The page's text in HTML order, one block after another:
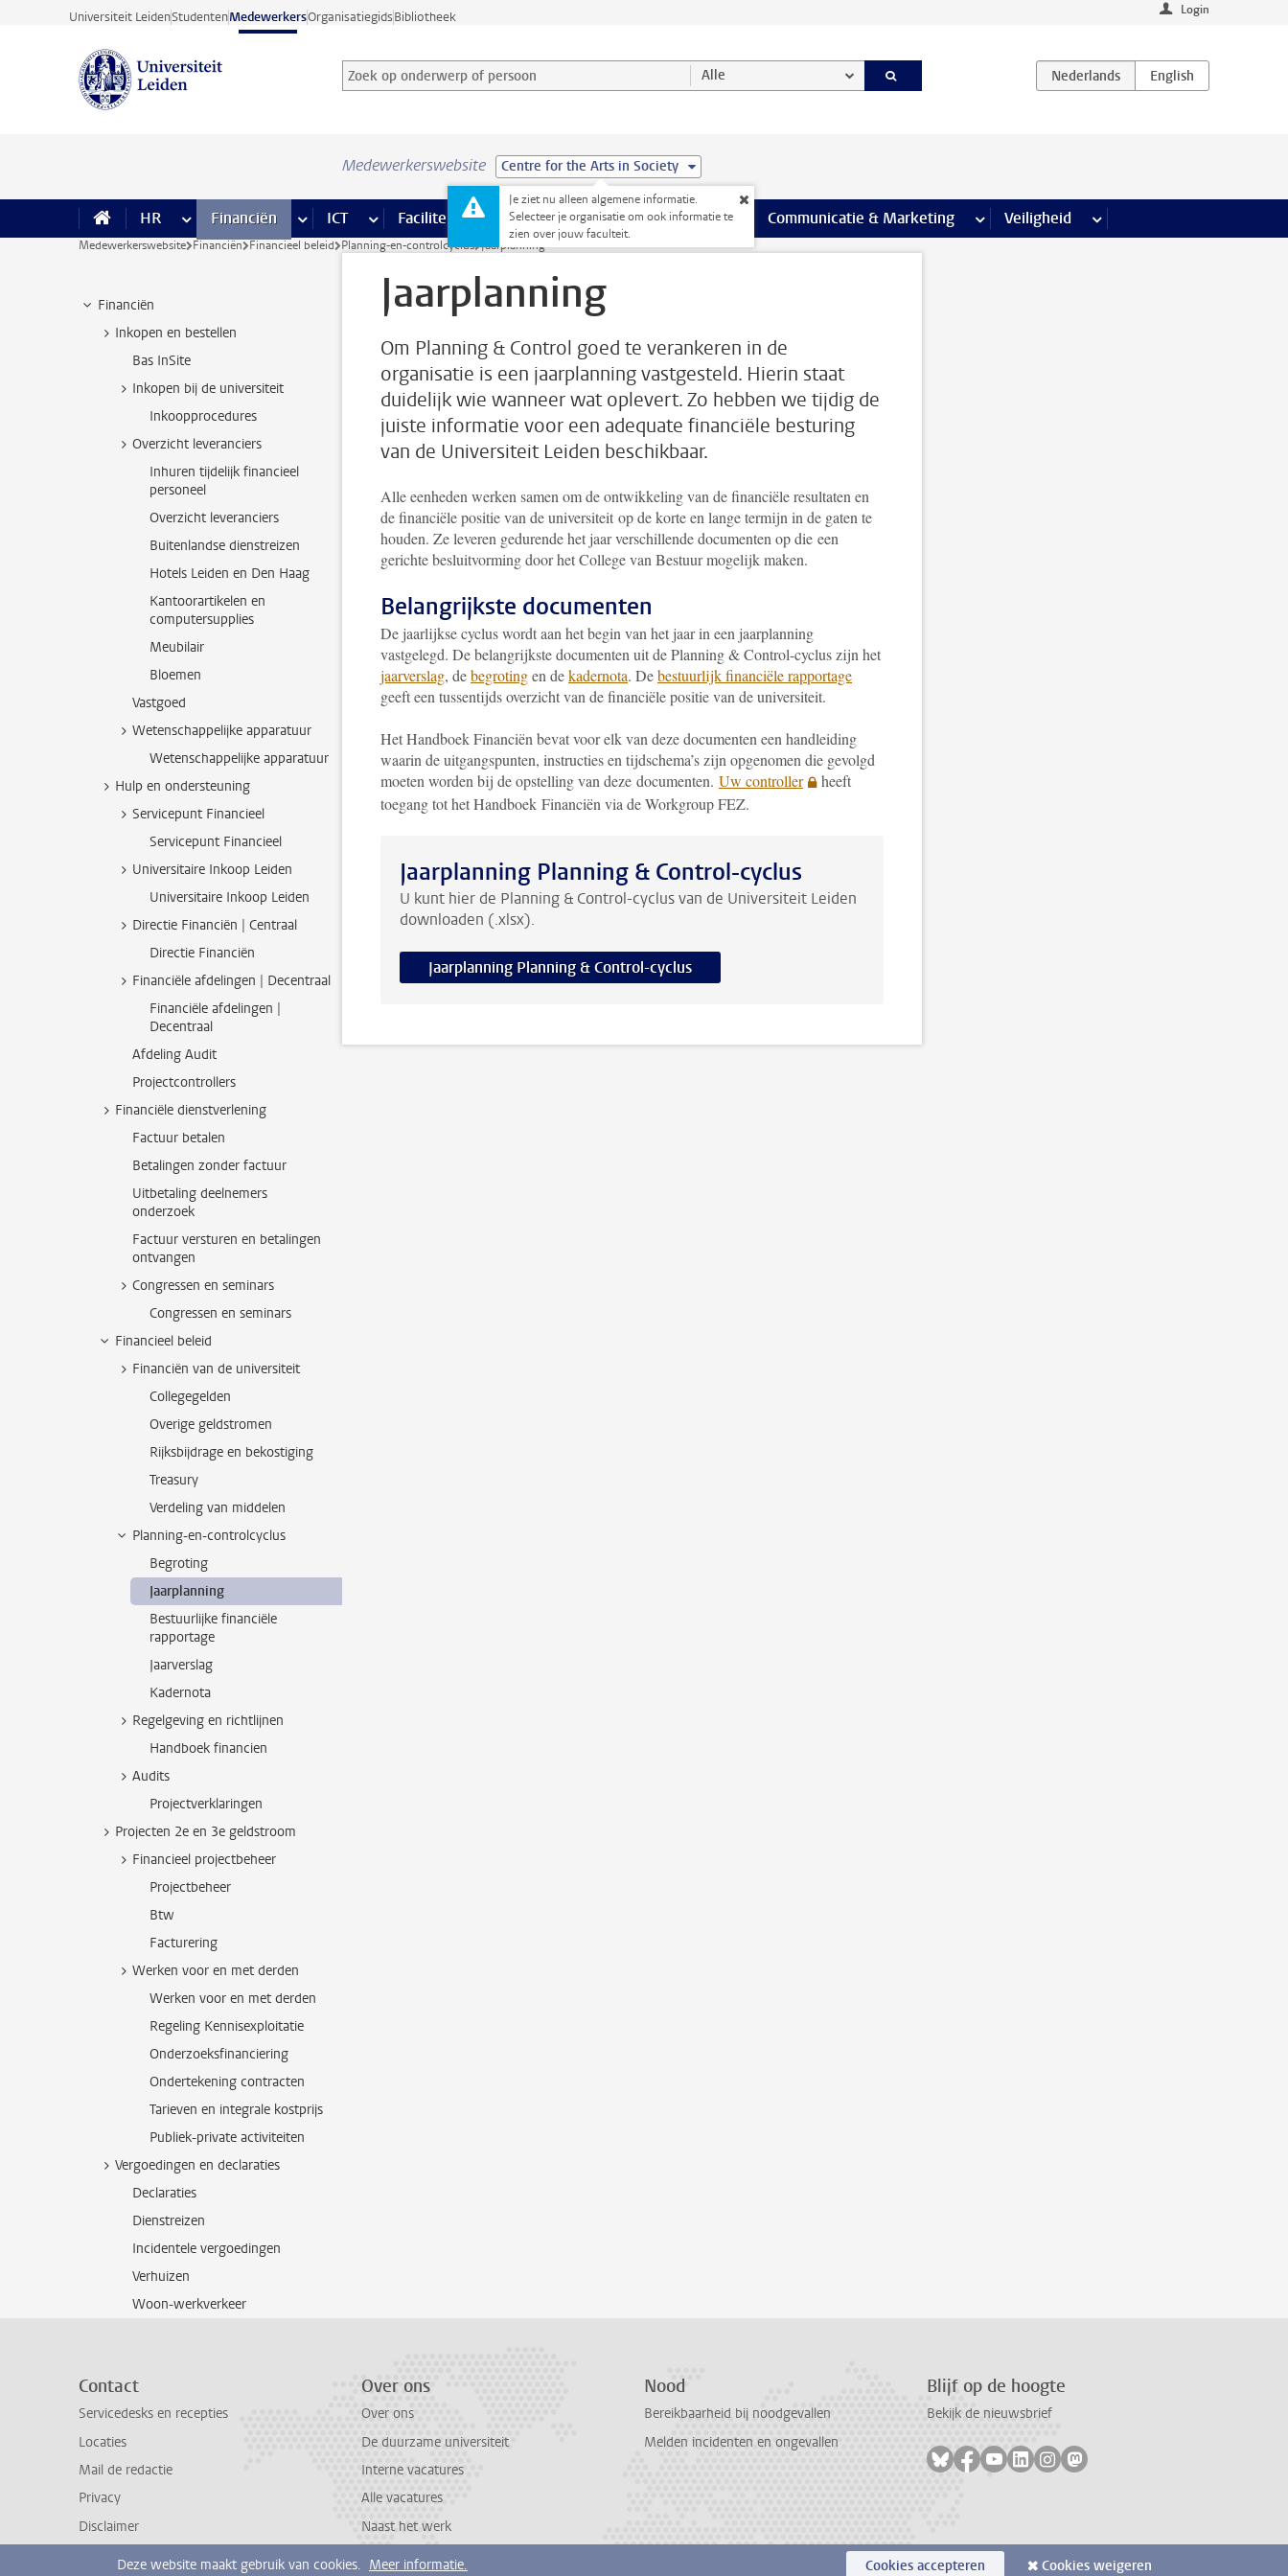
Ga direct naar de inhoud
Universiteit LeidenStudentenMedewerkersOrganisatiegidsBibliotheek Login
Zoek op onderwerp of persoon en selecteer categorie
Zoekterm Alle
Medewerkerswebsite Centre for the Arts in Society
Je ziet nu alleen algemene informatie.
Selecteer je organisatie om ook informatie te
zien over jouw faculteit.
HR meer HR pagina’s
Financiën meer Financiën pagina’s
ICT meer ICT pagina’s
Faciliteiten meer Faciliteiten pagina’s
Onderwijs meer Onderwijs pagina’s
Onderzoek meer Onderzoek pagina’s
Communicatie & Marketing meer Communicatie & Marketing pagina’s
Veiligheid meer Veiligheid pagina’s
Medewerkerswebsite Financiën Financieel beleid Planning-en-controlcyclus Jaarplanning
Financiën
Inkopen en bestellen
Bas InSite
Inkopen bij de universiteit
Inkoopprocedures
Overzicht leveranciers
Inhuren tijdelijk financieel
personeel
Overzicht leveranciers
Buitenlandse dienstreizen
Hotels Leiden en Den Haag
Kantoorartikelen en
computersupplies
Meubilair
Bloemen
Vastgoed
Wetenschappelijke apparatuur
Wetenschappelijke apparatuur
Hulp en ondersteuning
Servicepunt Financieel
Servicepunt Financieel
Universitaire Inkoop Leiden
Universitaire Inkoop Leiden
Directie Financiën | Centraal
Directie Financiën
Financiële afdelingen | Decentraal
Financiële afdelingen |
Decentraal
Afdeling Audit
Projectcontrollers
Financiële dienstverlening
Factuur betalen
Betalingen zonder factuur
Uitbetaling deelnemers
onderzoek
Factuur versturen en betalingen
ontvangen
Congressen en seminars
Congressen en seminars
Financieel beleid
Financiën van de universiteit
Collegegelden
Overige geldstromen
Rijksbijdrage en bekostiging
Treasury
Verdeling van middelen
Planning-en-controlcyclus
Begroting
Jaarplanning
Bestuurlijke financiële
rapportage
Jaarverslag
Kadernota
Regelgeving en richtlijnen
Handboek financien
Audits
Projectverklaringen
Projecten 2e en 3e geldstroom
Financieel projectbeheer
Projectbeheer
Btw
Facturering
Werken voor en met derden
Werken voor en met derden
Regeling Kennisexploitatie
Onderzoeksfinanciering
Ondertekening contracten
Tarieven en integrale kostprijs
Publiek-private activiteiten
Vergoedingen en declaraties
Declaraties
Dienstreizen
Incidentele vergoedingen
Verhuizen
Woon-werkverkeer
Jaarplanning
Om Planning & Control goed te verankeren in de
organisatie is een jaarplanning vastgesteld. Hierin staat
duidelijk wie wanneer wat oplevert. Zo hebben we tijdig de
juiste informatie voor een adequate financiële besturing
van de Universiteit Leiden beschikbaar.
Alle eenheden werken samen om de ontwikkeling van de financiële resultaten en
de financiële positie van de universiteit op de korte en lange termijn in de gaten te
houden. Ze leveren gedurende het jaar verschillende documenten op die een
gerichte besluitvorming door het College van Bestuur mogelijk maken.
Belangrijkste documenten
De jaarlijkse cyclus wordt aan het begin van het jaar in een jaarplanning
vastgelegd. De belangrijkste documenten uit de Planning & Control-cyclus zijn het
jaarverslag, debegrotingen dekadernota. Debestuurlijk financiële rapportage
geeft een tussentijds overzicht van de financiële positie van de universiteit.
Het Handboek Financiën bevat voor elk van deze documenten een handleiding
waarin de uitgangspunten, instructies en tijdschema’s zijn opgenomen die gevolgd
moeten worden bij de opstelling van deze documenten. Uw controller
heeft
toegang tot het Handboek Financiën via de Workgroup FEZ.
Jaarplanning Planning & Control-cyclus
U kunt hier de Planning & Control-cyclus van de Universiteit Leiden
downloaden (.xlsx).
Jaarplanning Planning & Control-cyclus
Contact
Servicedesks en recepties
Locaties
Mail de redactie
Privacy
Disclaimer
Over ons
Over ons
De duurzame universiteit
Interne vacatures
Alle vacatures
Naast het werk
Nood
Bereikbaarheid bij noodgevallen
Melden incidenten en ongevallen
Blijf op de hoogte
Bekijk de nieuwsbrief
Volg ons op bluesky
Volg ons op facebook
Volg ons op youtube
Volg ons op linkedin
Volg ons op instagram
Volg ons op mastodon
Deze website maakt gebruik van cookies. Meer informatie. Cookies accepteren Cookies weigeren